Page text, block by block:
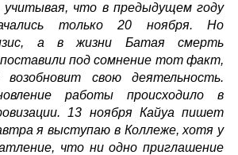
учитывая, что в предыдущем году
только 20 ноября. Но
а в жизни Батая смерть
под сомнение тот факт,
свою деятельность.
работы происходило в
13 ноября Кайуа пишет
я выступаю в Коллеже, хотя у
что ни одно приглашение